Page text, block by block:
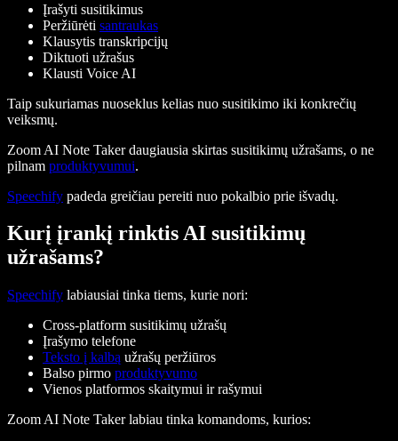
Įrašyti susitikimus
Peržiūrėti santraukas
Klausytis transkripcijų
Diktuoti užrašus
Klausti Voice AI
Taip sukuriamas nuoseklus kelias nuo susitikimo iki konkrečių
veiksmų.
Zoom AI Note Taker daugiausia skirtas susitikimų užrašams, o ne
pilnam produktyvumui.
Speechify padeda greičiau pereiti nuo pokalbio prie išvadų.
Kurį įrankį rinktis AI susitikimų
užrašams?
Speechify labiausiai tinka tiems, kurie nori:
Cross-platform susitikimų užrašų
Įrašymo telefone
Teksto į kalbą užrašų peržiūros
Balso pirmo produktyvumo
Vienos platformos skaitymui ir rašymui
Zoom AI Note Taker labiau tinka komandoms, kurios: